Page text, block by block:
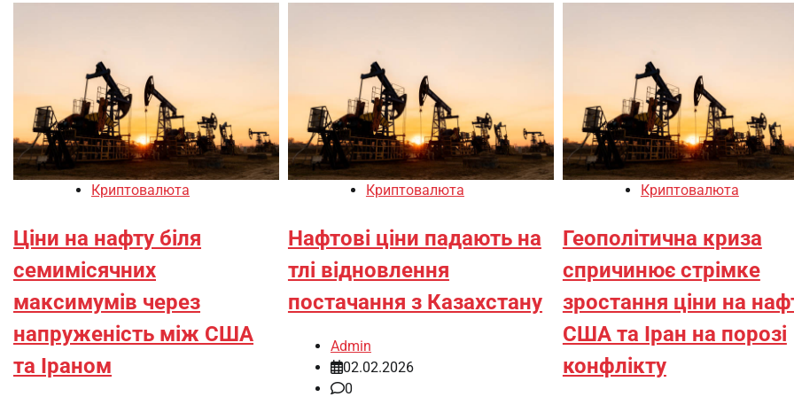
Криптовалюта
Ціни на нафту біля
семимісячних
максимумів через
напруженість між США
та Іраном
Криптовалюта
Нафтові ціни падають на
тлі відновлення
постачання з Казахстану
Admin
02.02.2026
0
Криптовалюта
Геополітична криза
спричинює стрімке
зростання ціни на
США та Іран на порозі
конфлікту